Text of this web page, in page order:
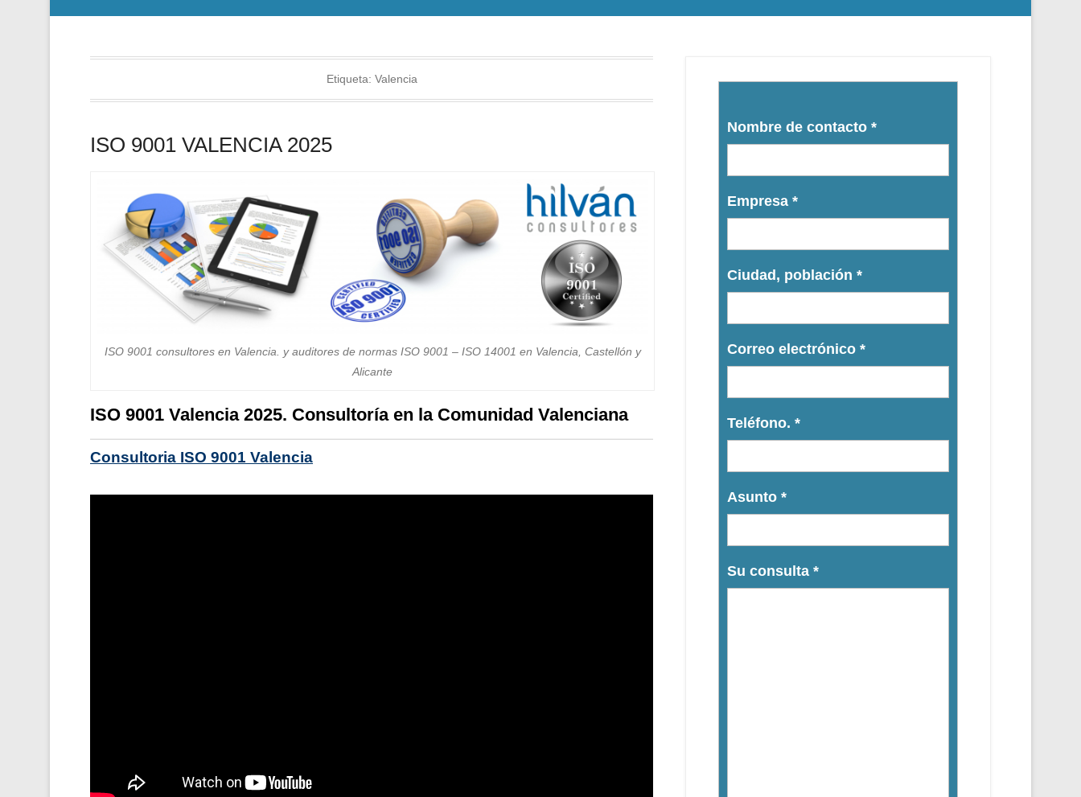
Etiqueta: Valencia
ISO 9001 VALENCIA 2025
ISO 9001 consultores en Valencia. y auditores de normas ISO 9001 – ISO 14001 en Valencia, Castellón y
Alicante
ISO 9001 Valencia 2025. Consultoría en la Comunidad Valenciana
Consultoria ISO 9001 Valencia
Nombre de contacto *
Empresa *
Ciudad, población *
Correo electrónico *
Teléfono. *
Asunto *
Su consulta *